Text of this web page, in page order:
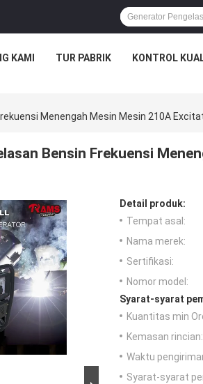
KAMI TUR PABRIK KONTROL
Menengah Mesin Mesin 210A
Bensin Frekuensi
Detail produk:
Tempat asal:
Nama merek:
Sertifikasi:
Nomor model:
Syarat-syarat
Kuantitas min
Kemasan rincian:
Waktu
Syarat-syarat